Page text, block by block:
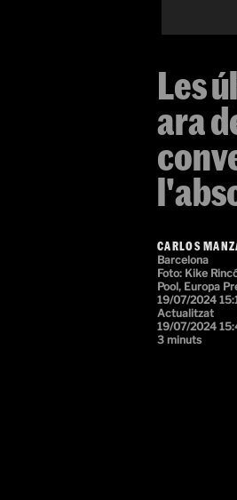
Les
ara
CARLOS
Barcelona
Foto: Kike
Pool, Europa
19/07/2024
Actualitzat
19/07/2024
3 minuts